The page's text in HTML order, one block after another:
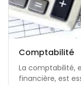
Catégorie de cours
Nom du cours
Comptabilité
Résumé du cours
La comptabilité,
financière, est